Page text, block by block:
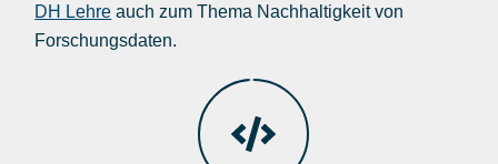
DH Lehre auch zum Thema Nachhaltigkeit von
Forschungsdaten.